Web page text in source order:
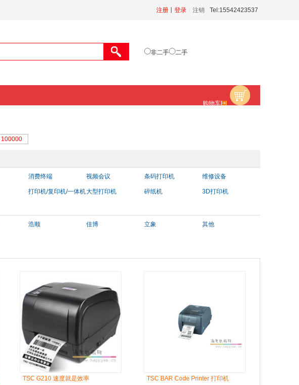
Tel:15542423537
注销
注册 登录
非二手 二手
购物车
消费终端 视频会议 条码打印机 维修设备
打印机/复印机/一体机大型打印机 碎纸机 3D打印机
浩顺 佳博 立象 其他
TSC G210 速度就是效率 TSC BAR Code Printer 打印机